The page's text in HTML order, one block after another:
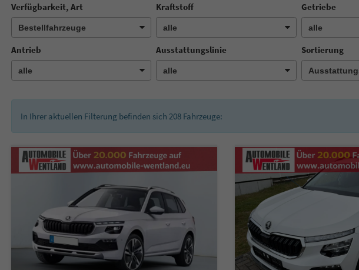
Verfügbarkeit, Art Kraftstoff Getriebe
Antrieb Ausstattungslinie Sortierung
In Ihrer aktuellen Filterung befinden sich 208Fahrzeuge: